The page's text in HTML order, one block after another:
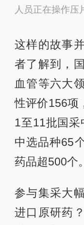
人员正在操作压
这样的故事
者了解到，
血管等六大
性评价156项
1至11批国
中选品种65
药品超500个。
参与集采大
进口原研药